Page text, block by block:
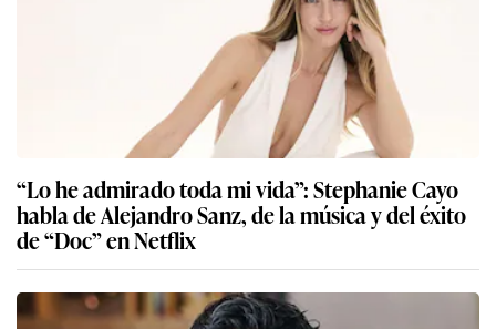
“Lo he admirado toda mi vida”: Stephanie Cayo
habla de Alejandro Sanz, de la música y del éxito
de “Doc” en Netflix